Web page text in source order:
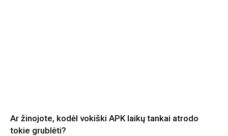
Ar žinojote, kodėl vokiški APK laikų tankai atrodo
tokie grublėti?